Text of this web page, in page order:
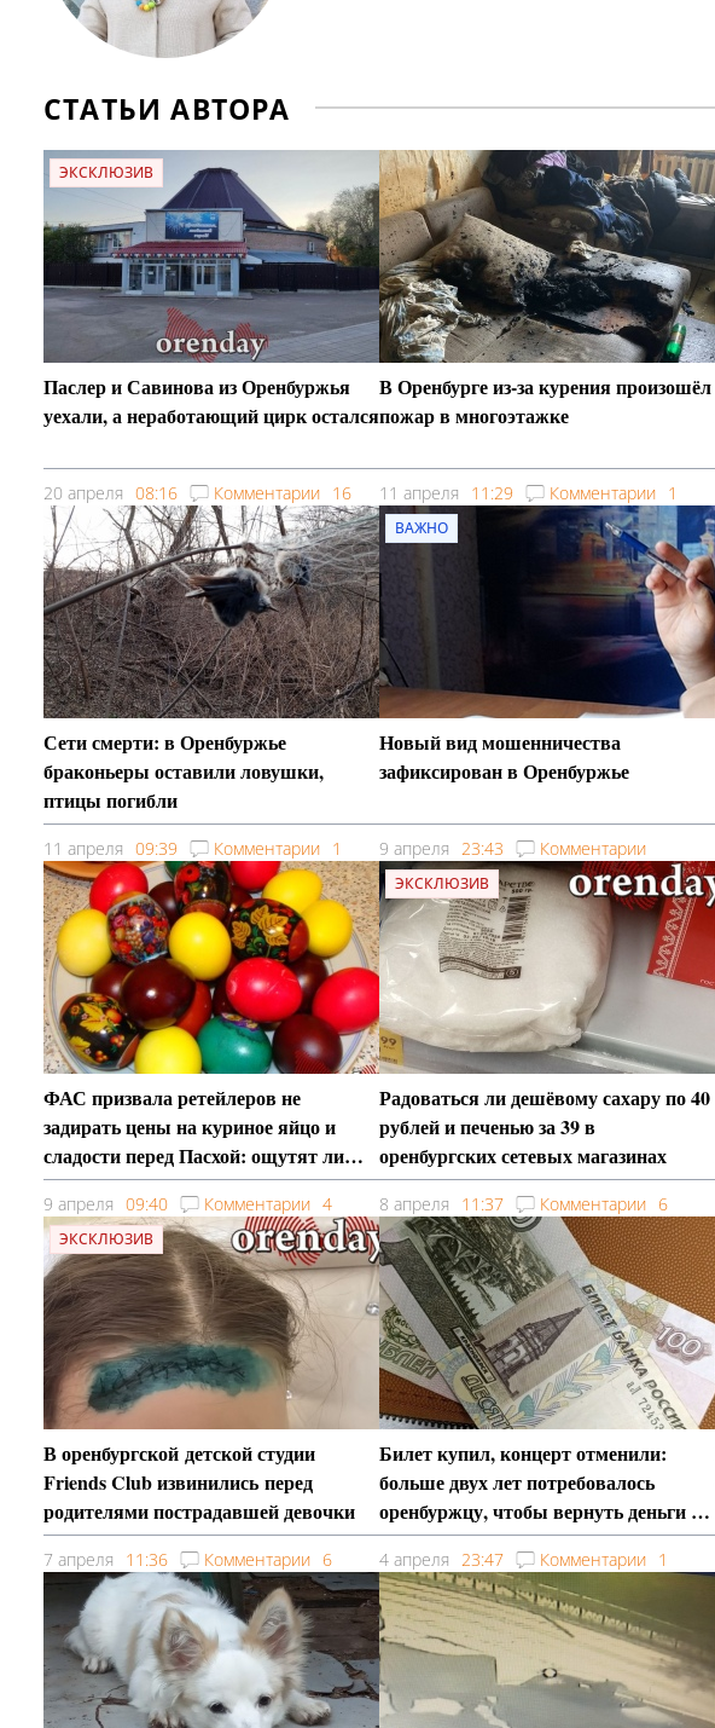
СТАТЬИ АВТОРА
ЭКСКЛЮЗИВ
Паслер и Савинова из Оренбуржья
уехали, а неработающий цирк остался
20 апреля 08:16 Комментарии 16
В Оренбурге из-за курения произошёл
пожар в многоэтажке
11 апреля 11:29 Комментарии 1
Сети смерти: в Оренбуржье
браконьеры оставили ловушки,
птицы погибли
11 апреля 09:39 Комментарии 1
ВАЖНО
Новый вид мошенничества
зафиксирован в Оренбуржье
9 апреля 23:43 Комментарии
ФАС призвала ретейлеров не
задирать цены на куриное яйцо и
сладости перед Пасхой: ощутят ли
эффект оренбуржцы
9 апреля 09:40 Комментарии 4
ЭКСКЛЮЗИВ
Радоваться ли дешёвому сахару по 40
рублей и печенью за 39 в
оренбургских сетевых магазинах
8 апреля 11:37 Комментарии 6
ЭКСКЛЮЗИВ
В оренбургской детской студии
Friends Club извинились перед
родителями пострадавшей девочки
7 апреля 11:36 Комментарии 6
Билет купил, концерт отменили:
больше двух лет потребовалось
оренбуржцу, чтобы вернуть деньги за
билеты
4 апреля 23:47 Комментарии 1